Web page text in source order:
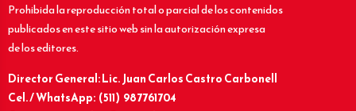
Prohibida la reproducción total o parcial de los contenidos
publicados en este sitio web sin la autorización expresa
de los editores.
Director General: Lic.Juan Carlos Castro Carbonell
Cel. / WhatsApp: (511) 987761704